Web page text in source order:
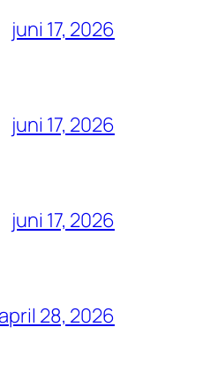
juni 17, 2026
juni 17, 2026
juni 17, 2026
april 28, 2026